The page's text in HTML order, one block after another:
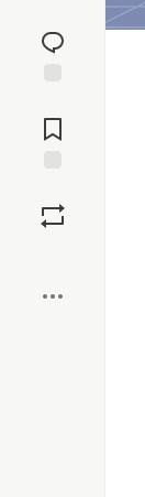
reaction
Comments